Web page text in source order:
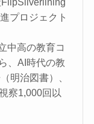
プロジェクト
中高の教育コ
、AI時代の教
明治図書）、
察1,000回以